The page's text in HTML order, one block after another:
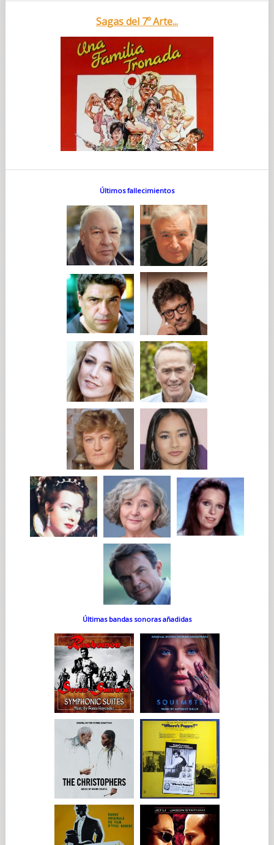
Sagas del 7º Arte...
Últimos fallecimientos
Últimas bandas sonoras añadidas